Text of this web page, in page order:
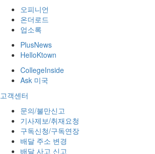
오피니언
온더로드
업소록
PlusNews
HelloKtown
CollegeInside
Ask 미국
고객센터
문의/불만신고
기사제보/취재요청
구독신청/구독연장
배달 주소 변경
배달 사고 신고